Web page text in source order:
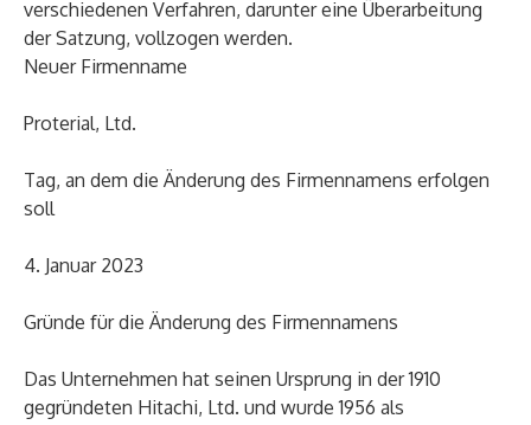
verschiedenen Verfahren, darunter eine Überarbeitung
der Satzung, vollzogen werden.
Neuer Firmenname
Proterial, Ltd.
Tag, an dem die Änderung des Firmennamens erfolgen
soll
4. Januar 2023
Gründe für die Änderung des Firmennamens
Das Unternehmen hat seinen Ursprung in der 1910
gegründeten Hitachi, Ltd. und wurde 1956 als